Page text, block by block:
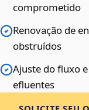
comprometido
Renovação de
obstruídos
Ajuste do fluxo
efluentes